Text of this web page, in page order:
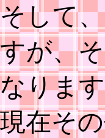
そして
すが、
なりま
現在そ